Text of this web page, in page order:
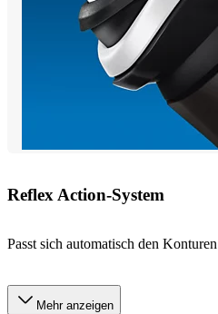
Reflex Action-System
Passt sich automatisch den
Mehr anzeigen